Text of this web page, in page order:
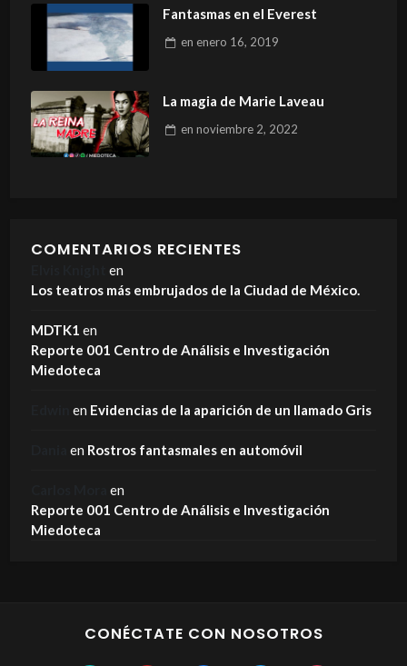
Fantasmas en el Everest
en enero 16, 2019
La magia de Marie Laveau
en noviembre 2, 2022
COMENTARIOS RECIENTES
en
Los teatros más embrujados de la Ciudad de México.
MDTK1 en
Reporte 001 Centro de Análisis e Investigación
Miedoteca
en Evidencias de la aparición de un llamado Gris
en Rostros fantasmales en automóvil
en
Reporte 001 Centro de Análisis e Investigación
Miedoteca
CONÉCTATE CON NOSOTROS